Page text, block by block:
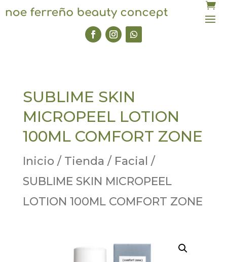
SUBLIME SKIN
MICROPEEL LOTION
100ML COMFORT ZONE
Inicio / Tienda / Facial /
SUBLIME SKIN MICROPEEL
LOTION 100ML COMFORT ZONE